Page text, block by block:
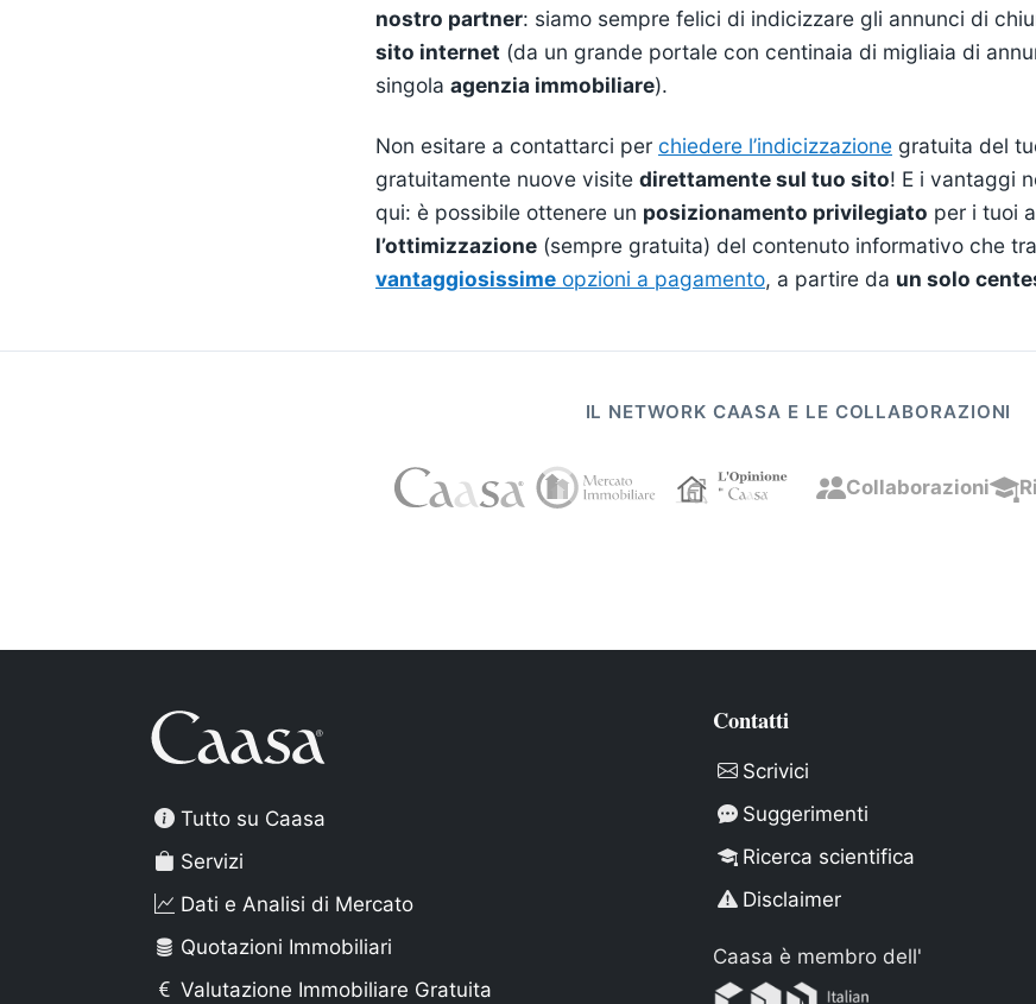
nostro partner: siamo sempre felici di indicizzare gli annunci di
sito internet (da un grande portale con centinaia di migliaia di
singola agenzia immobiliare).
Non esitare a contattarci per chiedere l’indicizzazione gratuita del
gratuitamente nuove visite direttamente sul tuo sito! E i vantaggi
qui: è possibile ottenere un posizionamento privilegiato per i tuoi
l’ottimizzazione (sempre gratuita) del contenuto informativo che
vantaggiosissime opzioni a pagamento, a partire da un solo
IL NETWORK CAASA E LE COLLABORAZIONI
Collaborazioni
Tutto su Caasa
Servizi
Dati e Analisi di Mercato
Quotazioni Immobiliari
Valutazione Immobiliare Gratuita
Contatti
Scrivici
Suggerimenti
Ricerca scientifica
Disclaimer
Caasa è membro dell'